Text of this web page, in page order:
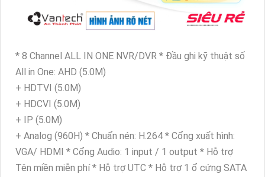
* 8 Channel ALL IN ONE NVR/DVR * Đầu ghi kỹ thuật số
All in One: AHD (5.0M)
+ HDTVI (5.0M)
+ HDCVI (5.0M)
+ IP (5.0M)
+ Analog (960H) * Chuẩn nén: H.264 * Cổng xuất hình:
VGA/ HDMI * Cổng Audio: 1 input / 1 output * Hỗ trợ
Tên miền miễn phí * Hỗ trợ UTC * Hỗ trợ 1 ổ cứng SATA